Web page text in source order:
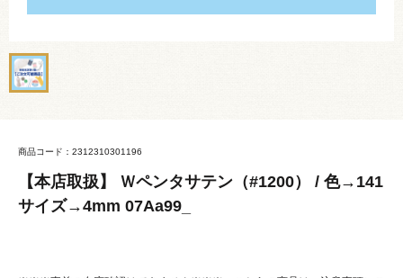
商品コード：2312310301196
【本店取扱】 Ｗペンタサテン（#1200） / 色→141
サイズ→4mm 07Aa99_